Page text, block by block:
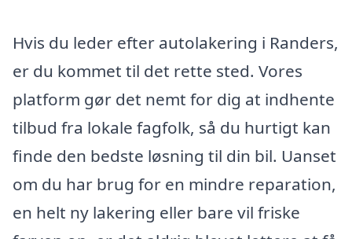
Hvis du leder efter autolakering i Randers,
er du kommet til det rette sted. Vores
platform gør det nemt for dig at indhente
tilbud fra lokale fagfolk, så du hurtigt kan
finde den bedste løsning til din bil. Uanset
om du har brug for en mindre reparation,
en helt ny lakering eller bare vil friske